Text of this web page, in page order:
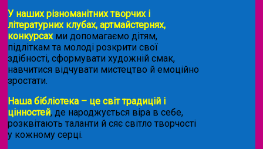
У наших різноманітних творчих і
літературних клубах, артмайстернях,
конкурсахми допомагаємо дітям,
підліткам та молоді розкрити свої
здібності, сформувати художній смак,
навчитися відчувати мистецтво й емоційно
зростати.
Наша бібліотека – це світ традицій і
цінностей, де народжується віра в себе,
розквітають таланти й сяє світло творчості
у кожному серці.